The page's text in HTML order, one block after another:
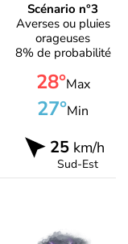
Scénario n°3
Averses ou pluies
orageuses
8% de probabilité
28°Max
27°Min
25 km/h
Sud-Est